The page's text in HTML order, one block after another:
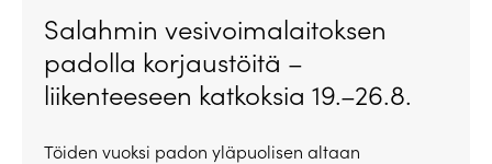
Salahmin vesivoimalaitoksen
padolla korjaustöitä –
liikenteeseen katkoksia 19.–26.8.
Töiden vuoksi padon yläpuolisen altaan